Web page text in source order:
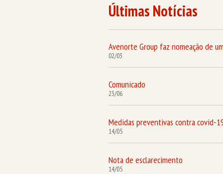
Últimas Notícias
Avenorte Group faz nomeação de
02/03
Comunicado
23/06
Medidas preventivas contra covid-
14/05
Nota de esclarecimento
14/05